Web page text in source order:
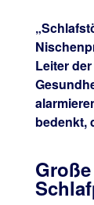
Leiter
bedenkt,